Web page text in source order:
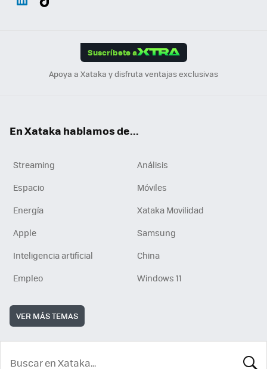
Suscríbete a
Apoya a Xataka y disfruta ventajas exclusivas
En Xataka hablamos de...
Streaming
Análisis
Espacio
Móviles
Energía
Xataka Movilidad
Apple
Samsung
Inteligencia artificial
China
Empleo
Windows 11
VER MÁS TEMAS